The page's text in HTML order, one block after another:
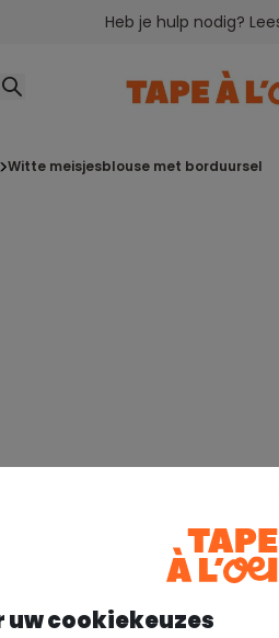
Heb je hulp nodig?
witte meisjesblouse met borduursel
uw cookiekeuzes